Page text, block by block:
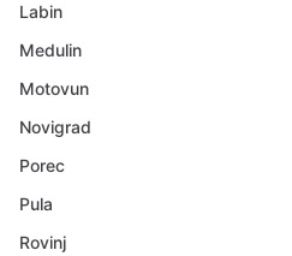
Labin
Medulin
Motovun
Novigrad
Porec
Pula
Rovinj